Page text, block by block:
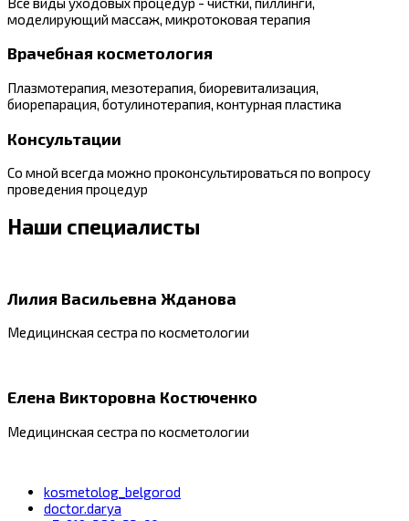
моделирующий массаж, микротоковая терапия
Врачебная косметология
Плазмотерапия, мезотерапия, биоревитализация,
биорепарация, ботулинотерапия, контурная пластика
Консультации
Со мной всегда можно проконсультироваться по вопросу
проведения процедур
Наши специалисты
Лилия Васильевна Жданова
Медицинская сестра по косметологии
Елена Викторовна Костюченко
Медицинская сестра по косметологии
kosmetolog_belgorod
doctor.darya